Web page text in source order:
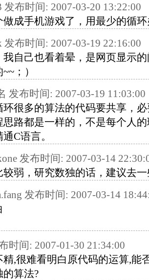
发布时间: 2007-03-20 13:22:00
做成手机游戏了，用最少的循
布时间: 2007-03-19 22:16:00
我自己也看着晕，是网页显示
；）
发布时间: 2007-03-19 11:03:00
环很多的算法的代码要共享，
思路都是一样的，不是每个人
C语言。
发布时间: 2007-03-14
较弱，研究数独的话，建议去
发布时间: 2007-03-14
时间: 2007-01-30 21:34:00
精,很难看明白原代码的运算,能
算法?